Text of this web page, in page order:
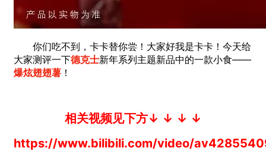
你们吃不到，卡卡替你尝！大家好我是卡卡！ 今天给
大家测评一下德克士新年系列主题新品中的一款小食——
爆炫翅翅薯 ！
相关视频见下方↓ ↓ ↓ ↓
https://www.bilibili.com/video/